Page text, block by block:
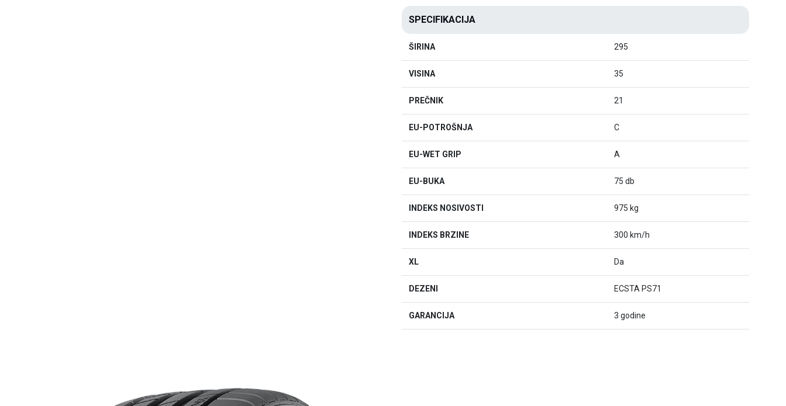
SPECIFIKACIJA
ŠIRINA 295
VISINA 35
PREČNIK 21
EU-POTROŠNJA C
EU-WET GRIP A
EU-BUKA 75 db
INDEKS NOSIVOSTI 975 kg
INDEKS BRZINE 300 km/h
XL Da
DEZENI ECSTA PS71
GARANCIJA 3 godine